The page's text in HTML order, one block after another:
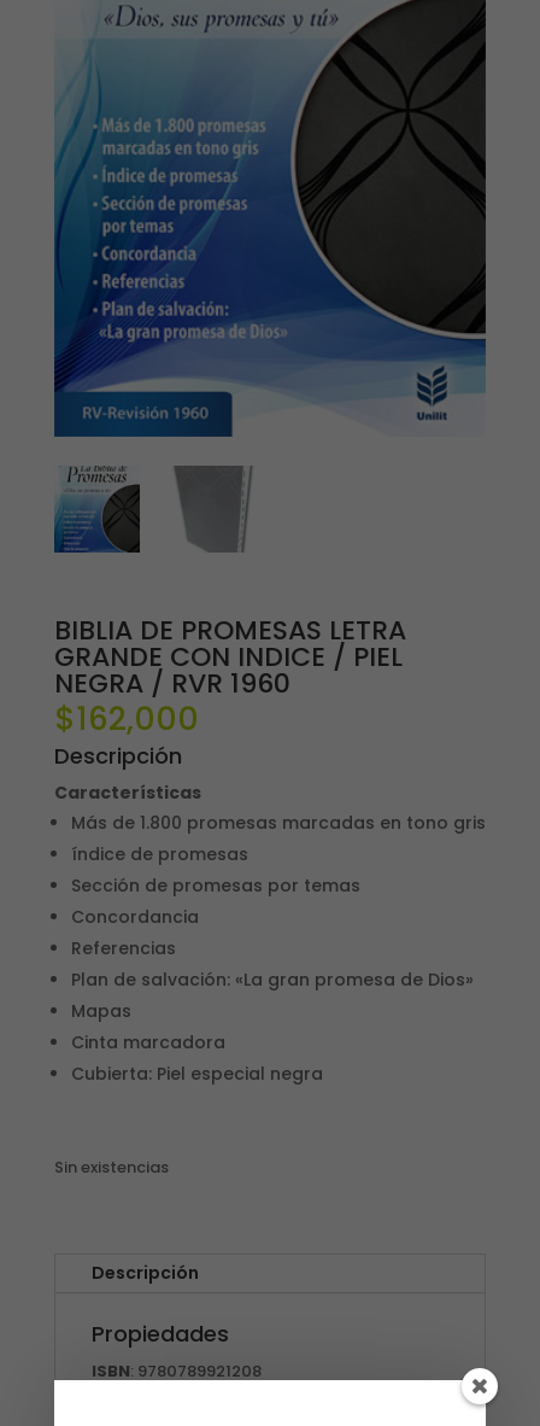
BIBLIA DE PROMESAS LETRA
GRANDE CON INDICE / PIEL
NEGRA / RVR 1960
$162,000
Descripción
Características
Más de 1.800 promesas marcadas en tono gris
índice de promesas
Sección de promesas por temas
Concordancia
Referencias
Plan de salvación: «La gran promesa de Dios»
Mapas
Cinta marcadora
Cubierta: Piel especial negra
Sin existencias
Descripción
Propiedades
ISBN: 9780789921208